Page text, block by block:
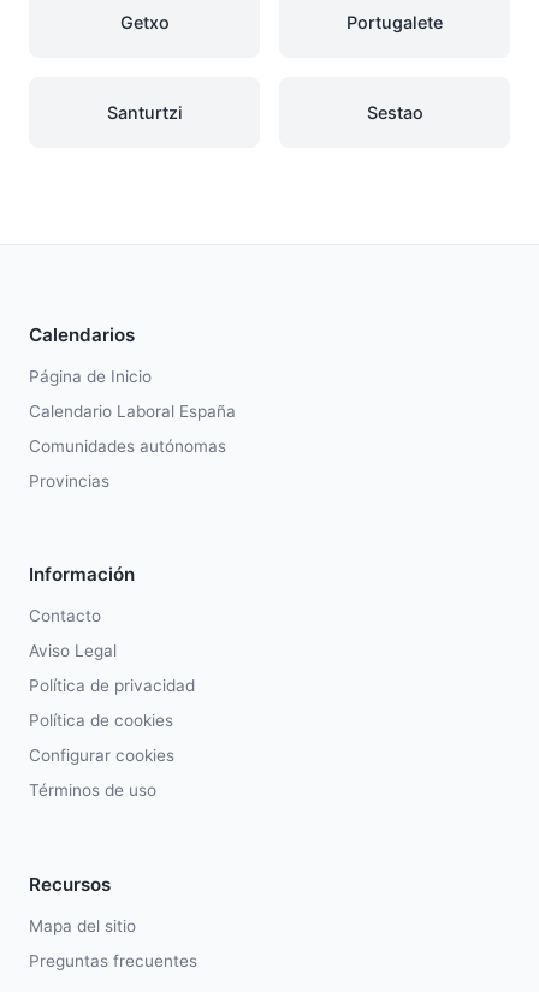
Getxo Portugalete
Santurtzi Sestao
Calendarios
Página de Inicio
Calendario Laboral España
Comunidades autónomas
Provincias
Información
Contacto
Aviso Legal
Política de privacidad
Política de cookies
Configurar cookies
Términos de uso
Recursos
Mapa del sitio
Preguntas frecuentes